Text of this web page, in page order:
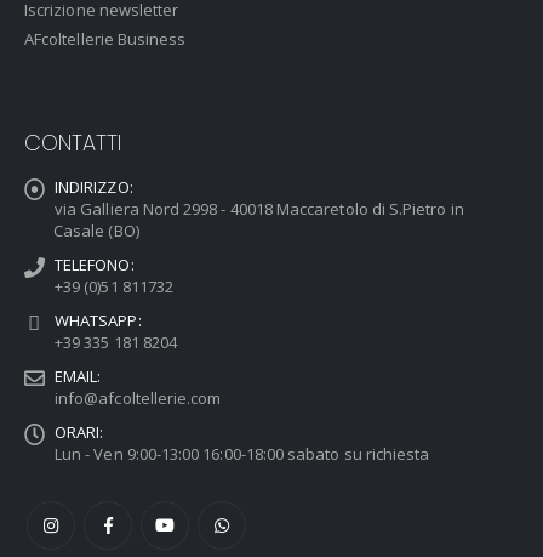
Iscrizione newsletter
AFcoltellerie Business
CONTATTI
INDIRIZZO:
via Galliera Nord 2998 - 40018 Maccaretolo di S.Pietro in
Casale (BO)
TELEFONO:
+39 (0)51 811732
WHATSAPP:
+39 335 181 8204
EMAIL:
info@afcoltellerie.com
ORARI:
Lun - Ven 9:00-13:00 16:00-18:00 sabato su richiesta